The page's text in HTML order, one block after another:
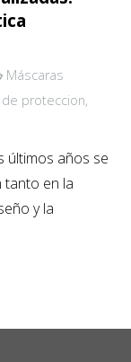
Máscaras
proteccion,
últimos años se
tanto en la
y la